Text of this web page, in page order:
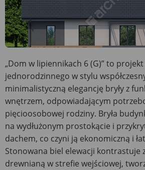
„Dom w lipiennikach 6 (G)” to
jednorodzinnego w stylu
minimalistyczną elegancję bryły z
wnętrzem, odpowiadającym
pięcioosobowej rodziny. Bryła
na wydłużonym prostokącie i
dachem, co czyni ją ekonomiczną i
Stonowana biel elewacji kontrastuje
drewnianą w strefie wejściowej,